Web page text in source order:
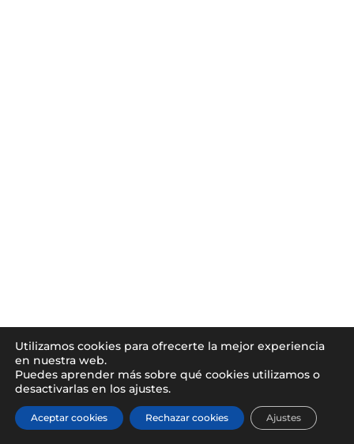
Utilizamos cookies para ofrecerte la mejor experiencia
en nuestra web.
Puedes aprender más sobre qué cookies utilizamos o
desactivarlas en los ajustes.
Aceptar cookies Rechazar cookies Ajustes